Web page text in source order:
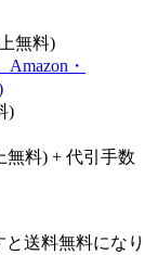
無料)
)
無料) + 代引手数
送料無料になり